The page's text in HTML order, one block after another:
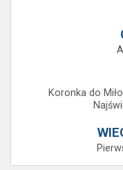
Koronka do